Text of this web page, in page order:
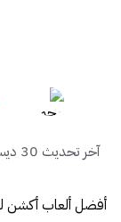
آخر تحديث 30 ديسمبر 2023